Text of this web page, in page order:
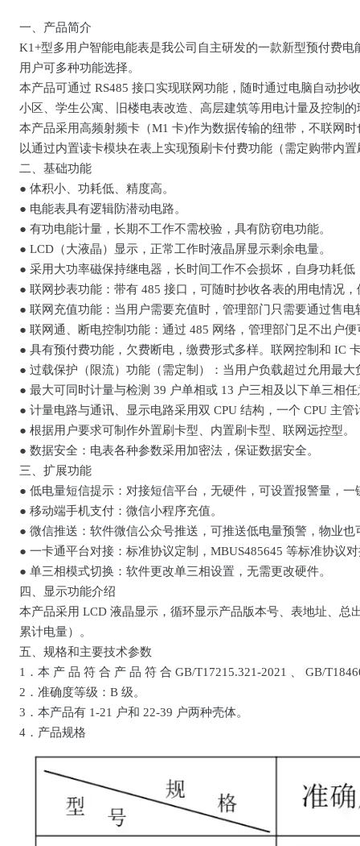
一、产品简介
K1+型多用户智能电能表是我公司自主研发的一款新型预付费
用户可多种功能选择。
本产品可通过 RS485 接口实现联网功能，随时通过电脑自动
小区、学生公寓、旧楼电表改造、高层建筑等用电计量及控制
本产品采用高频射频卡（M1 卡)作为数据传输的纽带，不联网
以通过内置读卡模块在表上实现预刷卡付费功能（需定购带内
二、基础功能
● 体积小、功耗低、精度高。
● 电能表具有逻辑防潜动电路。
● 有功电能计量，长期不工作不需校验，具有防窃电功能。
● LCD（大液晶）显示，正常工作时液晶屏显示剩余电量。
● 采用大功率磁保持继电器，长时间工作不会损坏，自身功耗低
● 联网抄表功能：带有 485 接口，可随时抄收各表的用电情况
● 联网充值功能：当用户需要充值时，管理部门只需要通过售
● 联网通、断电控制功能：通过 485 网络，管理部门足不出户
● 具有预付费功能，欠费断电，缴费形式多样。联网控制和 IC
● 过载保护（限流）功能（需定制）：当用户负载超过允用最
● 最大可同时计量与检测 39 户单相或 13 户三相及以下单三相
● 计量电路与通讯、显示电路采用双 CPU 结构，一个 CPU 主
● 根据用户要求可制作外置刷卡型、内置刷卡型、联网远控型。
● 数据安全：电表各种参数采用加密法，保证数据安全。
三、扩展功能
● 低电量短信提示：对接短信平台，无硬件，可设置报警量，
● 移动端手机支付：微信小程序充值。
● 微信推送：软件微信公众号推送，可推送低电量预警，物业
● 一卡通平台对接：标准协议定制，MBUS485645 等标准协议
● 单三相模式切换：软件更改单三相设置，无需更改硬件。
四、显示功能介绍
本产品采用 LCD 液晶显示，循环显示产品版本号、表地址、
累计电量）。
五、规格和主要技术参数
1．本 产 品 符 合 产 品 符 合 GB/T17215.321-2021 、 GB/
2．准确度等级：B 级。
3．本产品有 1-21 户和 22-39 户两种壳体。
4．产品规格